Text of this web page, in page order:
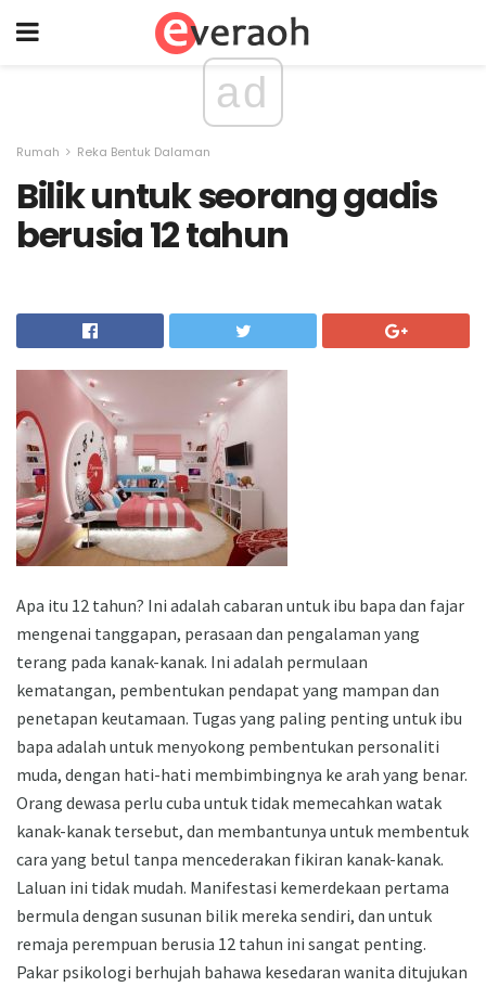
ad
Rumah Reka Bentuk Dalaman
Bilik untuk seorang gadis
berusia 12 tahun
Apa itu 12 tahun? Ini adalah cabaran untuk ibu bapa dan fajar
mengenai tanggapan, perasaan dan pengalaman yang
terang pada kanak-kanak. Ini adalah permulaan
kematangan, pembentukan pendapat yang mampan dan
penetapan keutamaan. Tugas yang paling penting untuk ibu
bapa adalah untuk menyokong pembentukan personaliti
muda, dengan hati-hati membimbingnya ke arah yang benar.
Orang dewasa perlu cuba untuk tidak memecahkan watak
kanak-kanak tersebut, dan membantunya untuk membentuk
cara yang betul tanpa mencederakan fikiran kanak-kanak.
Laluan ini tidak mudah. Manifestasi kemerdekaan pertama
bermula dengan susunan bilik mereka sendiri, dan untuk
remaja perempuan berusia 12 tahun ini sangat penting.
Pakar psikologi berhujah bahawa kesedaran wanita ditujukan